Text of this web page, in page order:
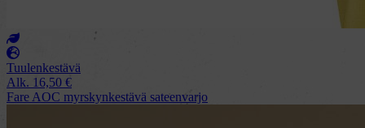
Tuulenkestävä
Alk. 16,50 €
Fare AOC myrskynkestävä sateenvarjo